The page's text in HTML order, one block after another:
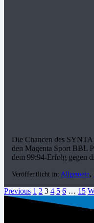
Die Chancen des
den Magenta Sport BBL
dem 99:94-Erfolg gegen
Veröffentlicht in: Allgemein,
Previous 1 2 3 4 5 6 … 15